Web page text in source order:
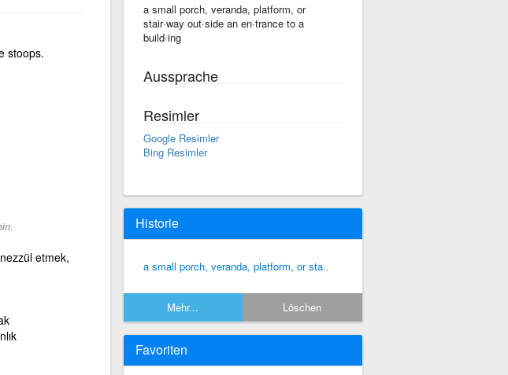
stoops.
etmek,
a small porch, veranda, platform, or
stair·way out·side an en·trance to a
build·ing
Aussprache
Resimler
Google Resimler
Bing Resimler
Historie
a small porch, veranda, platform, or sta..
Mehr... Löschen
Favoriten